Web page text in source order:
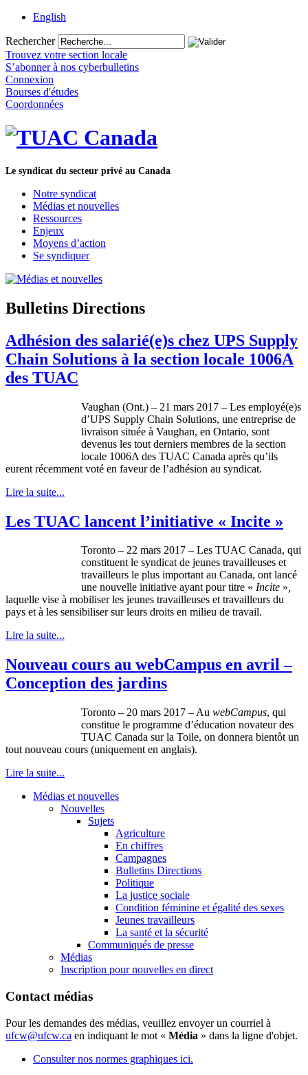
English
Rechercher
Trouvez votre section locale
S’abonner à nos cyberbulletins
Connexion
Bourses d'études
Coordonnées
Le syndicat du secteur privé au Canada
Notre syndicat
Médias et nouvelles
Ressources
Enjeux
Moyens d’action
Se syndiquer
Bulletins Directions
Adhésion des salarié(e)s chez UPS Supply
Chain Solutions à la section locale 1006A
des TUAC
Vaughan (Ont.) – 21 mars 2017 – Les employé(e)s
d’UPS Supply Chain Solutions, une entreprise de
livraison située à Vaughan, en Ontario, sont
devenus les tout derniers membres de la section
locale 1006A des TUAC Canada après qu’ils
eurent récemment voté en faveur de l’adhésion au syndicat.
Lire la suite...
Les TUAC lancent l’initiative « Incite »
Toronto – 22 mars 2017 – Les TUAC Canada, qui
constituent le syndicat de jeunes travailleuses et
travailleurs le plus important au Canada, ont lancé
une nouvelle initiative ayant pour titre « Incite »,
laquelle vise à mobiliser les jeunes travailleuses et travailleurs du
pays et à les sensibiliser sur leurs droits en milieu de travail.
Lire la suite...
Nouveau cours au webCampus en avril –
Conception des jardins
Toronto – 20 mars 2017 – Au webCampus, qui
constitue le programme d’éducation novateur des
TUAC Canada sur la Toile, on donnera bientôt un
tout nouveau cours (uniquement en anglais).
Lire la suite...
Médias et nouvelles
Nouvelles
Sujets
Agriculture
En chiffres
Campagnes
Bulletins Directions
Politique
La justice sociale
Condition féminine et égalité des sexes
Jeunes travailleurs
La santé et la sécurité
Communiqués de presse
Médias
Inscription pour nouvelles en direct
Contact médias
Pour les demandes des médias, veuillez envoyer un courriel à
ufcw@ufcw.ca en indiquant le mot « Média » dans la ligne d'objet.
Consulter nos normes graphiques ici.